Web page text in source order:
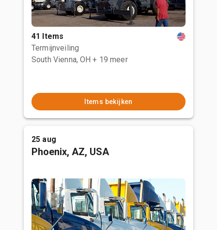
41 Items
Termijnveiling
South Vienna, OH + 19 meer
Items bekijken
25 aug
Phoenix, AZ, USA